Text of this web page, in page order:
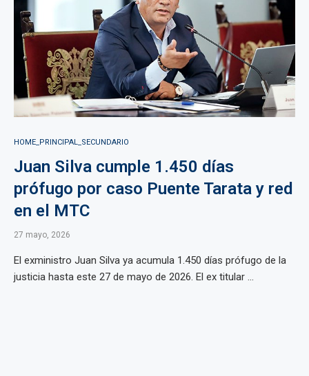
HOME_PRINCIPAL_SECUNDARIO
Juan Silva cumple 1.450 días
prófugo por caso Puente Tarata y red
en el MTC
27 mayo, 2026
El exministro Juan Silva ya acumula 1.450 días prófugo de la
justicia hasta este 27 de mayo de 2026. El ex titular ...